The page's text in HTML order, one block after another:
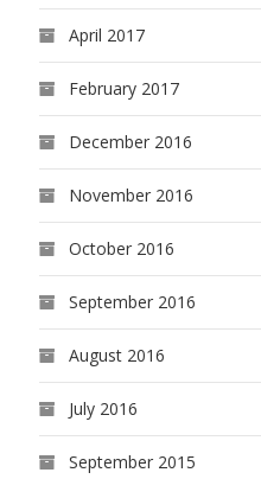
April 2017
February 2017
December 2016
November 2016
October 2016
September 2016
August 2016
July 2016
September 2015